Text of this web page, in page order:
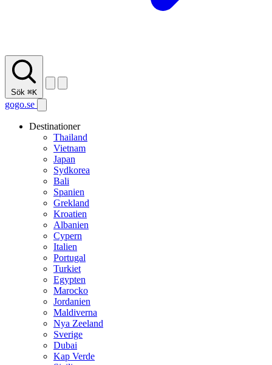
Sök ⌘K
gogo.se
Destinationer
Thailand
Vietnam
Japan
Sydkorea
Bali
Spanien
Grekland
Kroatien
Albanien
Cypern
Italien
Portugal
Turkiet
Egypten
Marocko
Jordanien
Maldiverna
Nya Zeeland
Sverige
Dubai
Kap Verde